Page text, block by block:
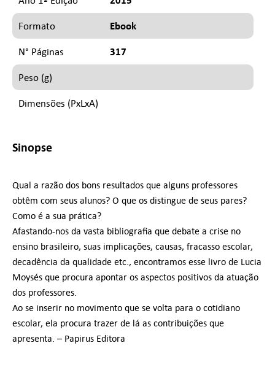
Formato Ebook
N° Páginas 317
Peso (g)
Dimensões (PxLxA)
Sinopse
Qual a razão dos bons resultados que alguns professores
obtêm com seus alunos? O que os distingue de seus pares?
Como é a sua prática?
Afastando-nos da vasta bibliografia que debate a crise no
ensino brasileiro, suas implicações, causas, fracasso escolar,
decadência da qualidade etc., encontramos esse livro de Lucia
Moysés que procura apontar os aspectos positivos da atuação
dos professores.
Ao se inserir no movimento que se volta para o cotidiano
escolar, ela procura trazer de lá as contribuições que
apresenta. – Papirus Editora